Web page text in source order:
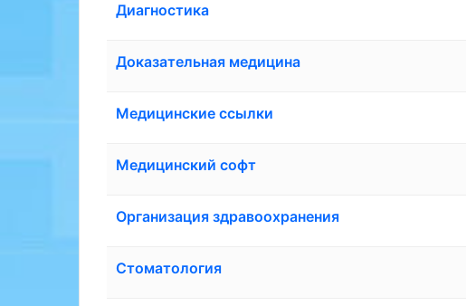
Диагностика
Доказательная медицина
Медицинские ссылки
Медицинский софт
Организация здравоохранения
Стоматология